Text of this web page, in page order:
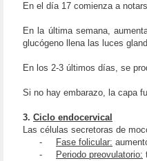
En el día 17 comienza a
En la última semana,
glucógeno llena las luces
En los 2-3 últimos días, se
Si no hay embarazo, la capa
3. Ciclo endocervical
Las células secretoras de
-
Fase folicular:
-
Periodo preovulatorio: